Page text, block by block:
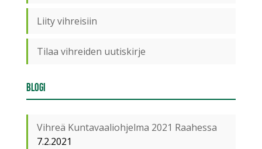
Liity vihreisiin
Tilaa vihreiden uutiskirje
Blogi
Vihreä Kuntavaaliohjelma 2021 Raahessa
7.2.2021